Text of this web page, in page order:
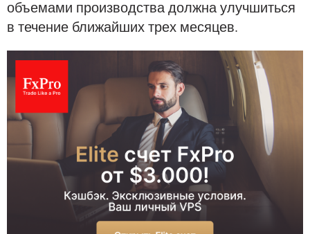
объемами производства должна улучшиться
в течение ближайших трех месяцев.